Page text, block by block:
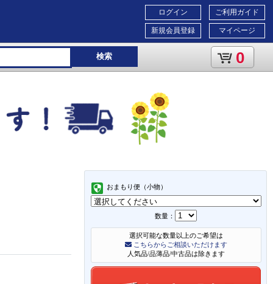
ご利用ガイド
マイページ
ログイン
新規会員登録
検索 0
おまもり便（小物）
数量：
選択可能な数量以上のご希望は
こちらからご相談いただけます
人気品/品薄品/中古品は除きます